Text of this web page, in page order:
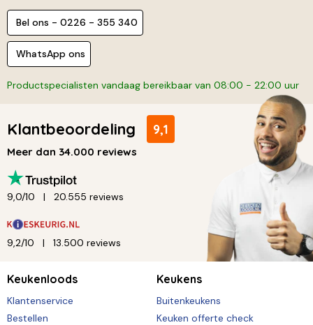
Bel ons - 0226 - 355 340
WhatsApp ons
Productspecialisten vandaag bereikbaar van 08:00 - 22:00 uur
Klantbeoordeling 9,1
Meer dan 34.000 reviews
9,0/10 20.555 reviews
9,2/10 13.500 reviews
Keukenloods
Klantenservice
Bestellen
Keukens
Buitenkeukens
Keuken offerte check